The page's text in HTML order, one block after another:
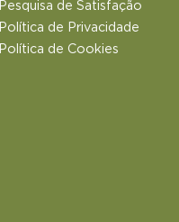
Pesquisa de Satisfação
Política de Privacidade
Política de Cookies